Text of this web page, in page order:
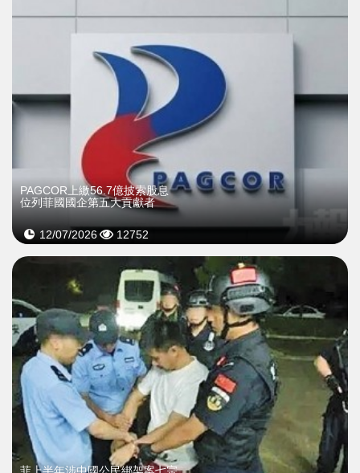
PAGCOR上繳56.7億披索股息
位列菲國國企第五大貢獻者
12/07/2026 12752